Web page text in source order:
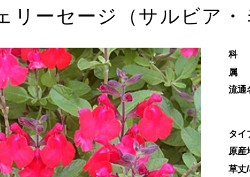
リーセージ（サルビア・
科
属
流通
タイ
原産
草丈